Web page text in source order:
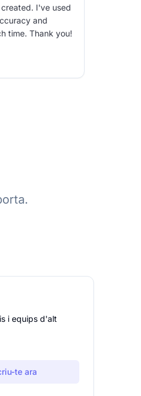
I've used
and
time. Thank you!
i equips d'alt
te ara